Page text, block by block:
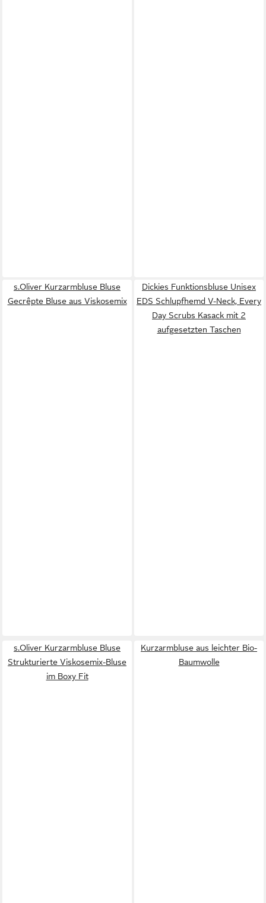
s.Oliver Kurzarmbluse Bluse
Gecrêpte Bluse aus Viskosemix
Dickies Funktionsbluse Unisex
EDS Schlupfhemd V-Neck, Every
Day Scrubs Kasack mit 2
aufgesetzten Taschen
s.Oliver Kurzarmbluse Bluse
Strukturierte Viskosemix-Bluse
im Boxy Fit
Kurzarmbluse aus leichter Bio-
Baumwolle